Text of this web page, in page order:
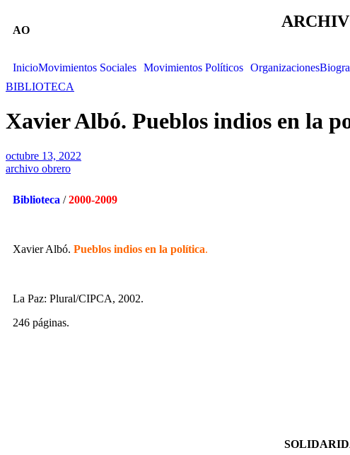
AO
InicioMovimientos Sociales Movimientos Políticos Organizaciones
BIBLIOTECA
Xavier Albó. Pueblos indios en la
octubre 13, 2022
archivo obrero
Biblioteca /2000-2009
Xavier Albó. Pueblos indios en la política.
La Paz: Plural/CIPCA, 2002.
246 páginas.